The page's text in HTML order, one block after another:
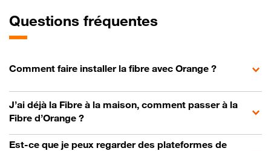
Questions fréquentes
Comment faire installer la fibre avec Orange ?
J’ai déjà la Fibre à la maison, comment passer à la
Fibre d’Orange ?
Est-ce que je peux regarder des plateformes de